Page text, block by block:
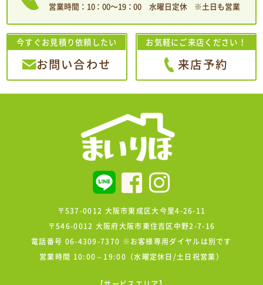
営業時間：10：00〜19：00 水曜日定休 ※土日も営業
今すぐお見積り依頼したい
お問い合わせ
お気軽にご来店ください！
来店予約
〒537-0012 大阪市東成区大今里4-26-11
〒546-0012 大阪府大阪市東住吉区中野2-7-16
電話番号 06-4309-7370 ※お客様専用ダイヤルは別です
営業時間 10:00～19:00（水曜定休日/土日祝営業）